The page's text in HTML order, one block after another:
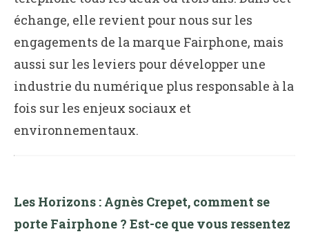
échange, elle revient pour nous sur les
engagements de la marque Fairphone, mais
aussi sur les leviers pour développer une
industrie du numérique plus responsable à la
fois sur les enjeux sociaux et
environnementaux.
Les Horizons : Agnès Crepet, comment se
porte Fairphone ? Est-ce que vous ressentez